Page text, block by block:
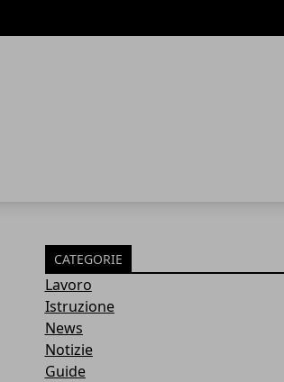
CATEGORIE
Lavoro
Istruzione
News
Notizie
Guide